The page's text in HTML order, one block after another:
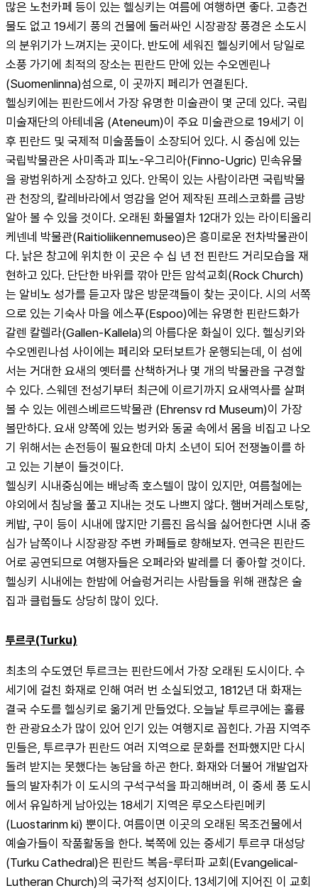
많은 노천카페 등이 있는 헬싱키는 여름에 여행하면 좋다. 고층건
물도 없고 19세기 풍의 건물에 둘러싸인 시장광장 풍경은 소도시
의 분위기가 느껴지는 곳이다. 반도에 세워진 헬싱키에서 당일로
소풍 가기에 최적의 장소는 핀란드 만에 있는 수오멘린나
(Suomenlinna)섬으로, 이 곳까지 페리가 연결된다.
헬싱키에는 핀란드에서 가장 유명한 미술관이 몇 군데 있다. 국립
미술재단의 아테네움 (Ateneum)이 주요 미술관으로 19세기 이
후 핀란드 및 국제적 미술품들이 소장되어 있다. 시 중심에 있는
국립박물관은 사미족과 피노-우그리아(Finno-Ugric) 민속유물
을 광범위하게 소장하고 있다. 안목이 있는 사람이라면 국립박물
관 천장의, 칼레바라에서 영감을 얻어 제작된 프레스코화를 금방
알아 볼 수 있을 것이다. 오래된 화물열차 12대가 있는 라이티올리
케넨네 박물관(Raitioliikennemuseo)은 흥미로운 전차박물관이
다. 낡은 창고에 위치한 이 곳은 수 십 년 전 핀란드 거리모습을 재
현하고 있다. 단단한 바위를 깎아 만든 암석교회(Rock Church)
는 알비노 성가를 듣고자 많은 방문객들이 찾는 곳이다. 시의 서쪽
으로 있는 기숙사 마을 에스푸(Espoo)에는 유명한 핀란드화가
갈렌 칼렐라(Gallen-Kallela)의 아름다운 화실이 있다. 헬싱키와
수오멘린나섬 사이에는 페리와 모터보트가 운행되는데, 이 섬에
서는 거대한 요새의 옛터를 산책하거나 몇 개의 박물관을 구경할
수 있다. 스웨덴 전성기부터 최근에 이르기까지 요새역사를 살펴
볼 수 있는 에렌스베르드박물관 (Ehrensv rd Museum)이 가장
볼만하다. 요새 양쪽에 있는 벙커와 동굴 속에서 몸을 비집고 나오
기 위해서는 손전등이 필요한데 마치 소년이 되어 전쟁놀이를 하
고 있는 기분이 들것이다.
헬싱키 시내중심에는 배낭족 호스텔이 많이 있지만, 여름철에는
야외에서 침낭을 풀고 지내는 것도 나쁘지 않다. 햄버거레스토랑,
케밥, 구이 등이 시내에 많지만 기름진 음식을 싫어한다면 시내 중
심가 남쪽이나 시장광장 주변 카페들로 향해보자. 연극은 핀란드
어로 공연되므로 여행자들은 오페라와 발레를 더 좋아할 것이다.
헬싱키 시내에는 한밤에 어슬렁거리는 사람들을 위해 괜찮은 술
집과 클럽들도 상당히 많이 있다.
투르쿠(Turku)
최초의 수도였던 투르크는 핀란드에서 가장 오래된 도시이다. 수
세기에 걸친 화재로 인해 여러 번 소실되었고, 1812년 대 화재는
결국 수도를 헬싱키로 옮기게 만들었다. 오늘날 투르쿠에는 훌륭
한 관광요소가 많이 있어 인기 있는 여행지로 꼽힌다. 가끔 지역주
민들은, 투르쿠가 핀란드 여러 지역으로 문화를 전파했지만 다시
돌려 받지는 못했다는 농담을 하곤 한다. 화재와 더불어 개발업자
들의 발자취가 이 도시의 구석구석을 파괴해버려, 이 중세 풍 도시
에서 유일하게 남아있는 18세기 지역은 루오스타린메키
(Luostarinm ki) 뿐이다. 여름이면 이곳의 오래된 목조건물에서
예술가들이 작품활동을 한다. 북쪽에 있는 중세기 투르쿠 대성당
(Turku Cathedral)은 핀란드 복음-루터파 교회(Evangelical-
Lutheran Church)의 국가적 성지이다. 13세기에 지어진 이 교회